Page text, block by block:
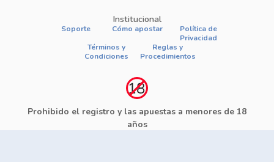
Institucional
Soporte Cómo apostar
Política de
Privacidad
Términos y
Condiciones
Reglas y
Procedimientos
Prohibido el registro y las apuestas a menores de 18
años